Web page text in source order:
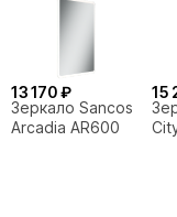
13 170 ₽
Зеркало Sancos
Arcadia AR600
15